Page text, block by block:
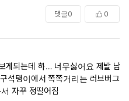
댓글0 0
되는데 하… 너무싫어요 제발 남
석탱이에서 쪽쪽거리는 러브버그
자꾸 정떨어짐